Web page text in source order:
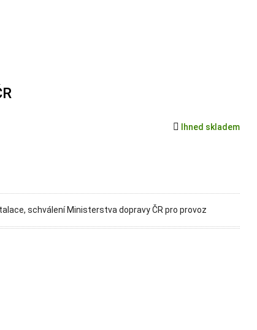
 Ihned skladem
schválení Ministerstva dopravy ČR pro provoz